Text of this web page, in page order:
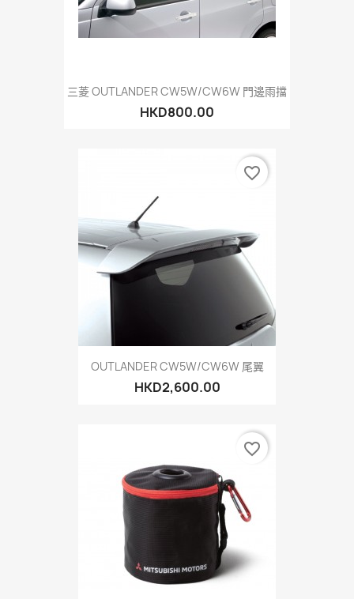
三菱 OUTLANDER CW5W/CW6W 門邊雨擋
HKD800.00
OUTLANDER CW5W/CW6W 尾翼
HKD2,600.00
favorite_border
favorite_border